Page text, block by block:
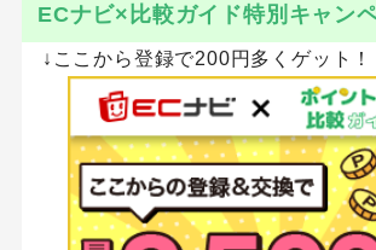
ECナビ×比較ガイド特別キャン
↓ここから登録で200円多くゲット！